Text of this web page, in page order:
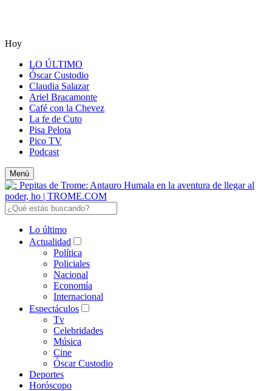
Hoy
LO ÚLTIMO
Óscar Custodio
Claudia Salazar
Ariel Bracamonte
Café con la Chevez
La fe de Cuto
Pisa Pelota
Pico TV
Podcast
Menú
Lo último
Actualidad
Política
Policiales
Nacional
Economía
Internacional
Espectáculos
Tv
Celebridades
Música
Cine
Óscar Custodio
Deportes
Horóscopo